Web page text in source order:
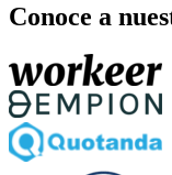
Conoce a